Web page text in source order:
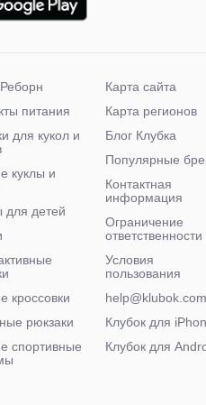
питания
для кукол и
куклы и
для детей
кроссовки
рюкзаки
спортивные
Карта сайта
Карта регионов
Блог Клубка
Популярные
Контактная
информация
Ограничение
ответственности
Условия
пользования
help@klubok.com
Клубок для
Клубок для